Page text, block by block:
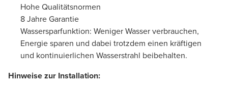
Hohe Qualitätsnormen
8 Jahre Garantie
Wassersparfunktion: Weniger Wasser verbrauchen,
Energie sparen und dabei trotzdem einen kräftigen
und kontinuierlichen Wasserstrahl beibehalten.
Hinweise zur Installation: